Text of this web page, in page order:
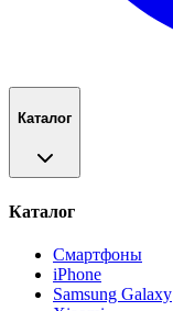
Каталог
Каталог
Смартфоны
iPhone
Samsung Galaxy